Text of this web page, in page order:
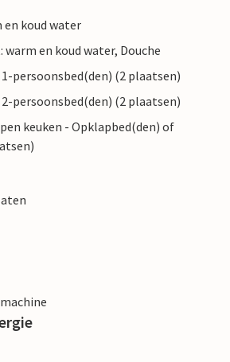
koud water
en koud water, Douche
persoonsbed(den) (2 plaatsen)
persoonsbed(den) (2 plaatsen)
keuken - Opklapbed(den) of